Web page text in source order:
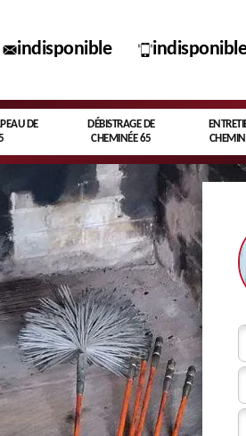
indisponible indisponible
DE
DÉBISTRAGE DE
CHEMINÉE 65